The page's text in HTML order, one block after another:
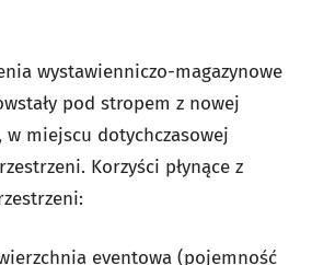
wystawienniczo-magazynowe
pod stropem z nowej
w miejscu dotychczasowej
Korzyści płynące z
eventowa (pojemność